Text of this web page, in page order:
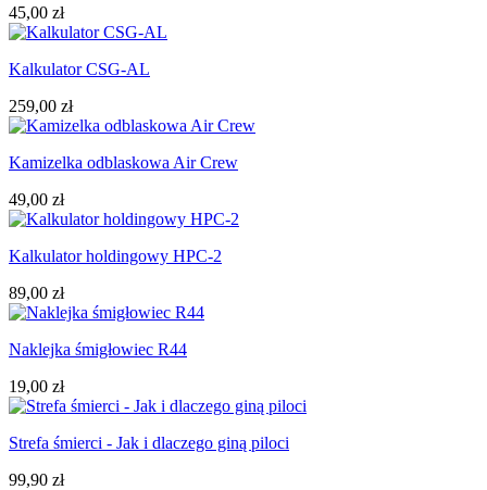
45,00 zł
Kalkulator CSG-AL
259,00 zł
Kamizelka odblaskowa Air Crew
49,00 zł
Kalkulator holdingowy HPC-2
89,00 zł
Naklejka śmigłowiec R44
19,00 zł
Strefa śmierci - Jak i dlaczego giną piloci
99,90 zł